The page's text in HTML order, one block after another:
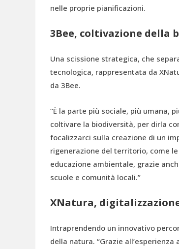
nelle proprie pianificazioni.
3Bee, coltivazione della
Una scissione strategica, che
tecnologica, rappresentata da
da 3Bee.
“È la parte più sociale, più umana,
coltivare la biodiversità, per dirla
focalizzarci sulla creazione di un
rigenerazione del territorio, come
educazione ambientale, grazie
scuole e comunità locali.”
XNatura,
Intraprendendo un innovativo
della natura. “Grazie